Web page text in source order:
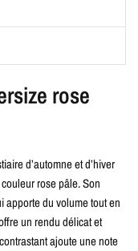
rose
d’automne et d’hiver
rose pâle. Son
apporte du volume tout en
un rendu délicat et
ajoute une note